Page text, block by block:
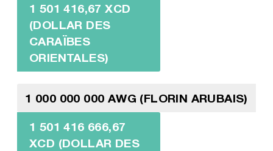
1 501 416,67 XCD
(DOLLAR DES
CARAÏBES
ORIENTALES)
1 000 000 000 AWG (FLORIN ARUBAIS)
1 501 416 666,67
XCD (DOLLAR DES